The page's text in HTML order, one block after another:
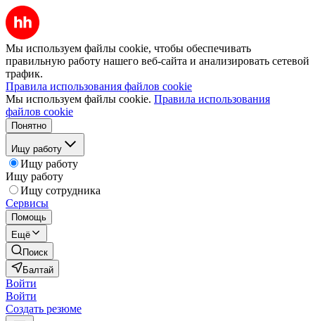
Мы используем файлы cookie, чтобы обеспечивать
правильную работу нашего веб-сайта и анализировать сетевой
трафик.
Правила использования файлов cookie
Мы используем файлы cookie. Правила использования
файлов cookie
Понятно
Ищу работу
Ищу работу
Ищу работу
Ищу сотрудника
Сервисы
Помощь
Ещё
Поиск
Балтай
Войти
Войти
Создать резюме